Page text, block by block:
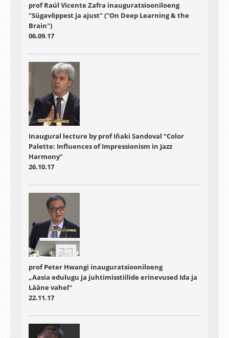
prof Raúl Vicente Zafra inauguratsiooniloeng
"Sügavõppest ja ajust" ("On Deep Learning & the
Brain")
06.09.17
Inaugural lecture by prof Iñaki Sandoval “Color
Palette: Influences of Impressionism in Jazz
Harmony”
26.10.17
prof Peter Hwangi inauguratsiooniloeng
„Aasia edulugu ja juhtimisstiilide erinevused Ida ja
Lääne vahel“
22.11.17